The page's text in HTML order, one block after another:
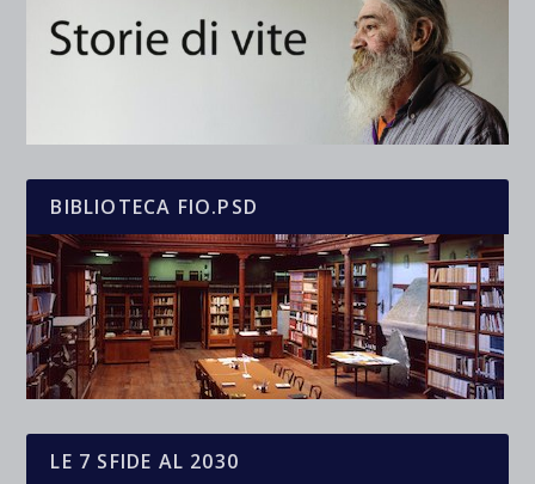
BIBLIOTECA FIO.PSD
LE 7 SFIDE AL 2030